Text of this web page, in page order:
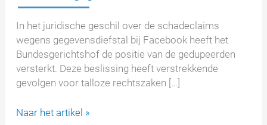
In het juridische geschil over de schadeclaims
wegens gegevensdiefstal bij Facebook heeft het
Bundesgerichtshof de positie van de gedupeerden
versterkt. Deze beslissing heeft verstrekkende
gevolgen voor talloze rechtszaken […]
BGH
Naar het artikel »